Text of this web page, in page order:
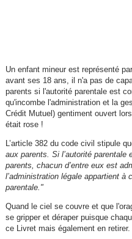
Un enfant mineur est représenté
avant ses 18 ans, il n'a pas de
parents si l'autorité parentale est
qu'incombe l'administration et la
Crédit Mutuel) gentiment ouvert
était rose !
L’article 382 du code civil stipule
aux parents. Si l’autorité
parents, chacun d’entre eux est
l’administration légale appartient à
parentale."
Quand le ciel se couvre et que
se gripper et déraper puisque
ce Livret mais également en retirer.